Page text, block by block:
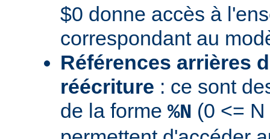
$0 donne accès à
correspondant au
Références arrières
réécriture : ce sont
de la forme %N (0 <=